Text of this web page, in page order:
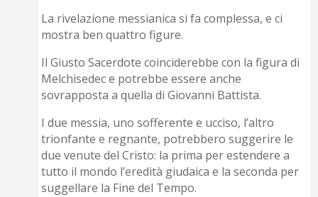
La rivelazione messianica si fa complessa, e ci
mostra ben quattro figure.
Il Giusto Sacerdote coinciderebbe con la figura di
Melchisedec e potrebbe essere anche
sovrapposta a quella di Giovanni Battista.
I due messia, uno sofferente e ucciso, l’altro
trionfante e regnante, potrebbero suggerire le
due venute del Cristo: la prima per estendere a
tutto il mondo l’eredità giudaica e la seconda per
suggellare la Fine del Tempo.